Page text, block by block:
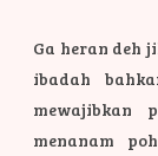
Ga heran deh
ibadah
mewajibkan
menanam